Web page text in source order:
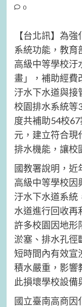
0
【台北訊】為
系統功能，教育
高級中等學校汙
畫」，補助經費
汙水下水道與接
校園排水系統等
度共補助54校
元，建立符合現
排水機能，讓校
國教署說明，近
高級中等學校因
汙水下水道系統
水道進行回收再
許多校園因地形
淤塞、排水孔徑
短時間內有效宣
積水嚴重，影響
此損壞學校設備
國立臺南高商因